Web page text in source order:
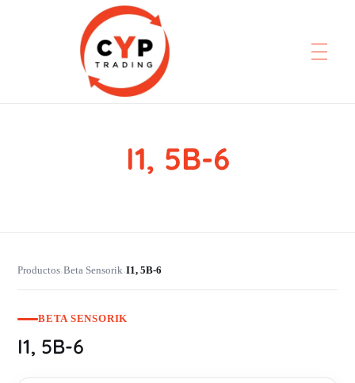
I1, 5B-6
Productos›Beta Sensorik›I1, 5B-6
BETA SENSORIK
I1, 5B-6